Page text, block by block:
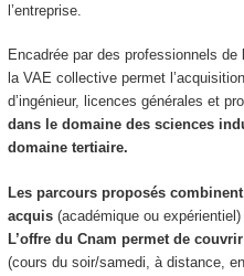
l’entreprise.
Encadrée par des professionnels de
la VAE collective permet
d’ingénieur, licences générales et
dans le domaine des sciences
domaine tertiaire.
Les parcours proposés
acquis (académique ou expérientiel)
L’offre du Cnam permet de
(cours du soir/samedi, à distance,